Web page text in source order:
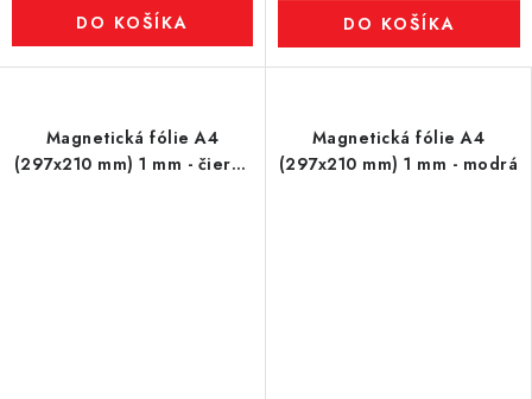
DO KOŠÍKA DO KOŠÍKA
Magnetická fólie A4
(297x210 mm) 1 mm - čierná
Magnetická fólie A4
(297x210 mm) 1 mm - modrá